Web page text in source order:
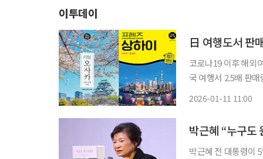
이투데이
코로나19 이후 해외
국 여행서 2.5배 판매량↑ 코로나19 이후 침체했던 해외여행 시장이 회복
2026-01-11 11:00
박근혜 “누구도
박근혜 전 대통령이